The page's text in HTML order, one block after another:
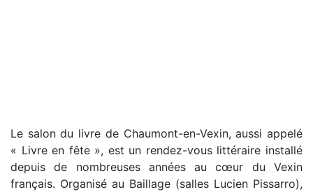
Le salon du livre de Chaumont-en-Vexin, aussi appelé
« Livre en fête », est un rendez-vous littéraire installé
depuis de nombreuses années au cœur du Vexin
français. Organisé au Baillage (salles Lucien Pissarro),